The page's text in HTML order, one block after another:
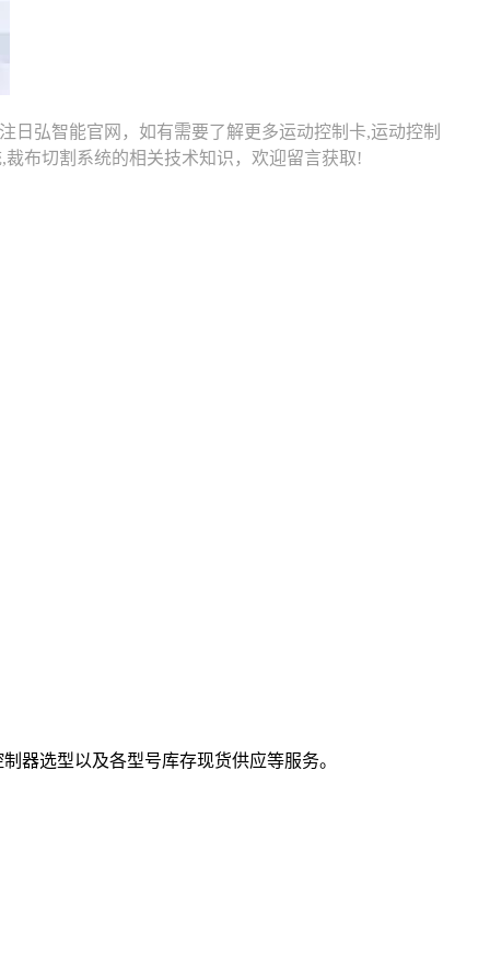
弘智能官网，如有需要了解更多运动控制卡,运动控制
裁布切割系统的相关技术知识，欢迎留言获取!
器选型以及各型号库存现货供应等服务。